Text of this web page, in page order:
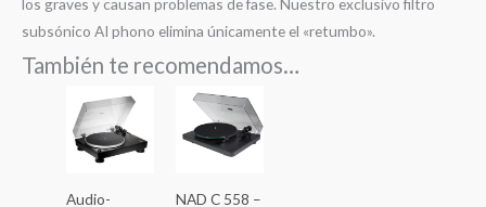
los graves y causan problemas de fase. Nuestro exclusivo filtro
subsónico AI phono elimina únicamente el «retumbo».
También te recomendamos…
Audio- NAD C 558 –